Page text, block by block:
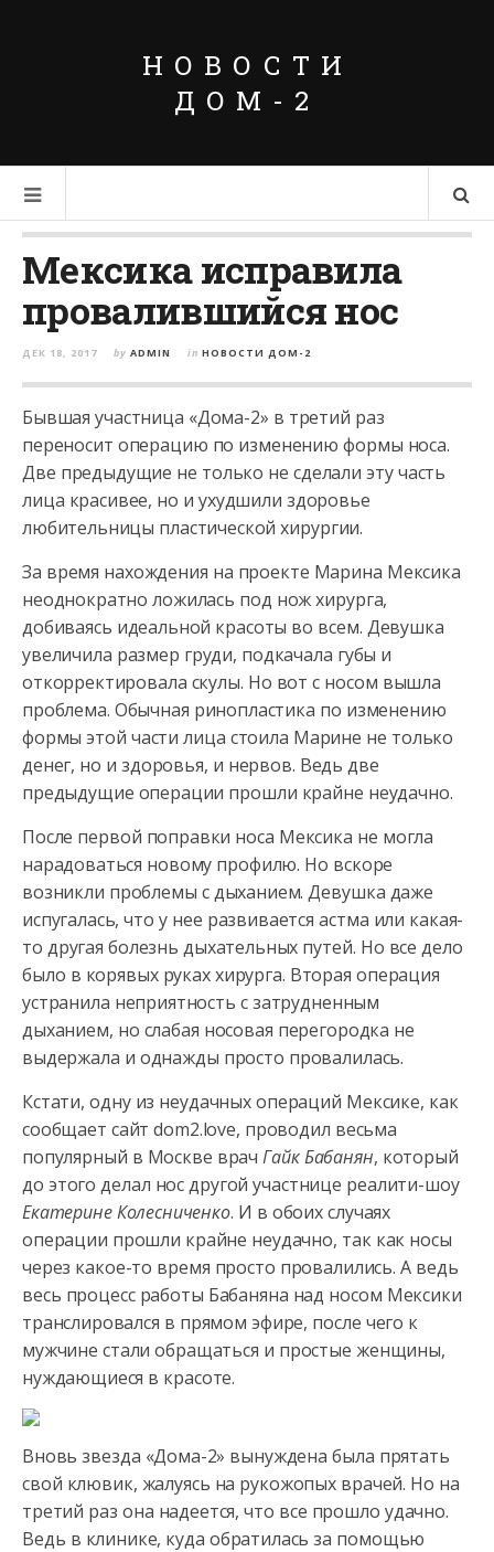
НОВОСТИ
ДОМ-2
Мексика исправила
провалившийся нос
ДЕК 18, 2017 by ADMIN in НОВОСТИ ДОМ-2
Бывшая участница «Дома-2» в третий раз
переносит операцию по изменению формы носа.
Две предыдущие не только не сделали эту часть
лица красивее, но и ухудшили здоровье
любительницы пластической хирургии.
За время нахождения на проекте Марина Мексика
неоднократно ложилась под нож хирурга,
добиваясь идеальной красоты во всем. Девушка
увеличила размер груди, подкачала губы и
откорректировала скулы. Но вот с носом вышла
проблема. Обычная ринопластика по изменению
формы этой части лица стоила Марине не только
денег, но и здоровья, и нервов. Ведь две
предыдущие операции прошли крайне неудачно.
После первой поправки носа Мексика не могла
нарадоваться новому профилю. Но вскоре
возникли проблемы с дыханием. Девушка даже
испугалась, что у нее развивается астма или какая-
то другая болезнь дыхательных путей. Но все дело
было в корявых руках хирурга. Вторая операция
устранила неприятность с затрудненным
дыханием, но слабая носовая перегородка не
выдержала и однажды просто провалилась.
Кстати, одну из неудачных операций Мексике, как
сообщает сайт dom2.love, проводил весьма
популярный в Москве врачГайк Бабанян, который
до этого делал нос другой участнице реалити-шоу
Екатерине Колесниченко. И в обоих случаях
операции прошли крайне неудачно, так как носы
через какое-то время просто провалились. А ведь
весь процесс работы Бабаняна над носом Мексики
транслировался в прямом эфире, после чего к
мужчине стали обращаться и простые женщины,
нуждающиеся в красоте.
Вновь звезда «Дома-2» вынуждена была прятать
свой клювик, жалуясь на рукожопых врачей. Но на
третий раз она надеется, что все прошло удачно.
Ведь в клинике, куда обратилась за помощью